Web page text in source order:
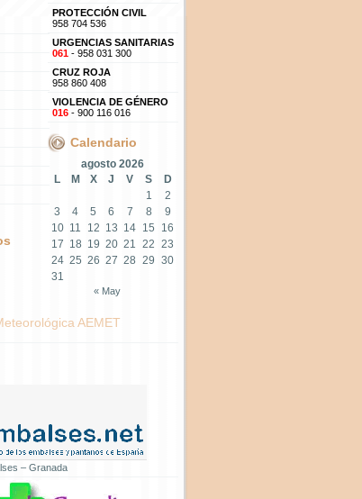
PROTECCIÓN CIVIL
958 704 536
URGENCIAS SANITARIAS
061- 958 031 300
CRUZ ROJA
958 860 408
VIOLENCIA DE GÉNERO
016- 900 116 016
Calendario
agosto 2026
L
M X J V S
D
1
2
3
4 5 6 7 8
9
10 11 12 13 14 15
16
17 18 19 20 21 22 23
24 25 26 27 28 29 30
31
« May
AEMET
– Granada